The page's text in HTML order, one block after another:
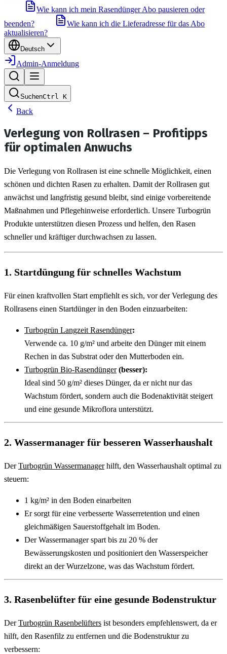
Wie kann ich mein Rasendünger Abo pausieren oder
beenden?
Wie kann ich die Lieferadresse für das Abo
aktualisieren?
Deutsch
Admin-Anmeldung
SuchenCtrl K
Back
Verlegung von Rollrasen – Profitipps
für optimalen Anwuchs
Die Verlegung von Rollrasen ist eine schnelle Möglichkeit, einen
schönen und dichten Rasen zu erhalten. Damit der Rollrasen gut
anwächst und langfristig gesund bleibt, sind einige vorbereitende
Maßnahmen und Pflegehinweise erforderlich. Unsere Turbogrün
Produkte unterstützen diesen Prozess und helfen, den Rasen
schneller und kräftiger durchwachsen zu lassen.
1. Startdüngung für schnelles Wachstum
Für einen kraftvollen Start empfiehlt es sich, vor der Verlegung des
Rollrasens einen Startdünger in den Boden einzuarbeiten:
Turbogrün Langzeit Rasendünger:
Verwende ca. 10 g/m² und arbeite den Dünger mit einem
Rechen in das Substrat oder den Mutterboden ein.
Turbogrün Bio-Rasendünger (besser):
Ideal sind 50 g/m² dieses Dünger, da er nicht nur das
Wachstum fördert, sondern auch die Bodenaktivität steigert
und eine gesunde Mikroflora unterstützt.
2. Wassermanager für besseren Wasserhaushalt
Der Turbogrün Wassermanager hilft, den Wasserhaushalt optimal zu
steuern:
1 kg/m² in den Boden einarbeiten
Er sorgt für eine verbesserte Wasserretention und einen
gleichmäßigen Sauerstoffgehalt im Boden.
Der Wassermanager spart bis zu 20 % der
Bewässerungskosten und positioniert den Wasserspeicher
direkt an der Wurzelzone, was das Wachstum fördert.
3. Rasenbelüfter für eine gesunde Bodenstruktur
Der Turbogrün Rasenbelüfters ist besonders empfehlenswert, da er
hilft, den Rasenfilz zu entfernen und die Bodenstruktur zu
verbessern: